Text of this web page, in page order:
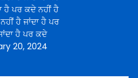
ਹੈ ਪਰ ਕਦੇ ਨਹੀਂ ਹੈ
ਹੈ ਜਾਂਦਾ ਹੈ ਪਰ
ਹੈ ਪਰ ਕਦੇ
20, 2024